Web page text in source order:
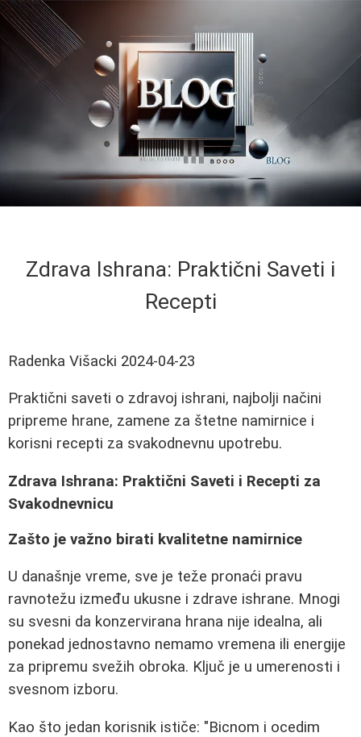
Zdrava Ishrana: Praktični Saveti i
Recepti
Radenka Višacki 2024-04-23
Praktični saveti o zdravoj ishrani, najbolji načini
pripreme hrane, zamene za štetne namirnice i
korisni recepti za svakodnevnu upotrebu.
Zdrava Ishrana: Praktični Saveti i Recepti za
Svakodnevnicu
Zašto je važno birati kvalitetne namirnice
U današnje vreme, sve je teže pronaći pravu
ravnotežu između ukusne i zdrave ishrane. Mnogi
su svesni da konzervirana hrana nije idealna, ali
ponekad jednostavno nemamo vremena ili energije
za pripremu svežih obroka. Ključ je u umerenosti i
svesnom izboru.
Kao što jedan korisnik ističe: "Bicnom i ocedim